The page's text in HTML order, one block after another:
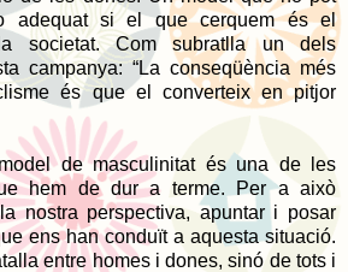
adequat si el que cerquem és el
societat. Com subratlla un dels
campanya: “La conseqüència més
és que el converteix en pitjor
de masculinitat és una de les
hem de dur a terme. Per a això
nostra perspectiva, apuntar i posar
ens han conduït a aquesta situació.
entre homes i dones, sinó de tots i